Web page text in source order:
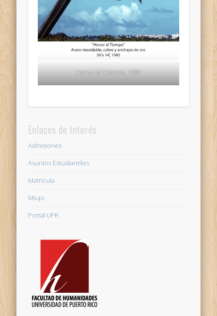
Honor al Tiempo, 1985
Enlaces de Interés
Admisiones
Asuntos Estudiantiles
Matrícula
Miupi
Portal UPR